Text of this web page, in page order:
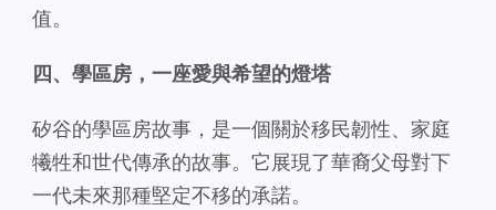
值。
四、學區房，一座愛與希望的燈塔
矽谷的學區房故事，是一個關於移民韌性、家庭
犧牲和世代傳承的故事。它展現了華裔父母對下
一代未來那種堅定不移的承諾。